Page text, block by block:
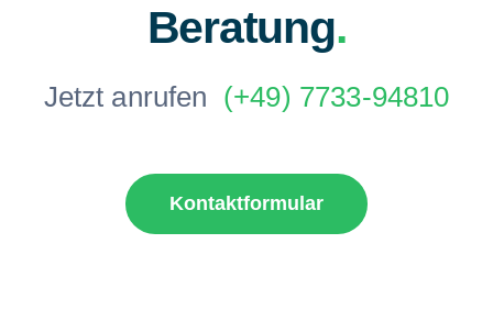
Beratung.
Jetzt anrufen (+49) 7733-94810
Kontaktformular